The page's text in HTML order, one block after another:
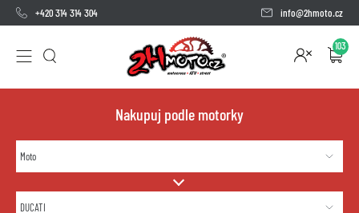
+420 314 314 304 info@2hmoto.cz
103
Nakupuj podle motorky